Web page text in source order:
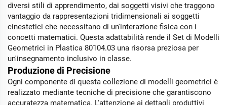
diversi stili di apprendimento, dai soggetti visivi che traggono
vantaggio da rappresentazioni tridimensionali ai soggetti
cinestetici che necessitano di un'interazione fisica con i
concetti matematici. Questa adattabilità rende il Set di Modelli
Geometrici in Plastica 80104.03 una risorsa preziosa per
un'insegnamento inclusivo in classe.
Produzione di Precisione
Ogni componente di questa collezione di modelli geometrici è
realizzato mediante tecniche di precisione che garantiscono
accuratezza matematica. L'attenzione ai dettagli produttivi